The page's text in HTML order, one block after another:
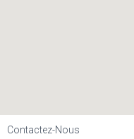
Contactez-Nous